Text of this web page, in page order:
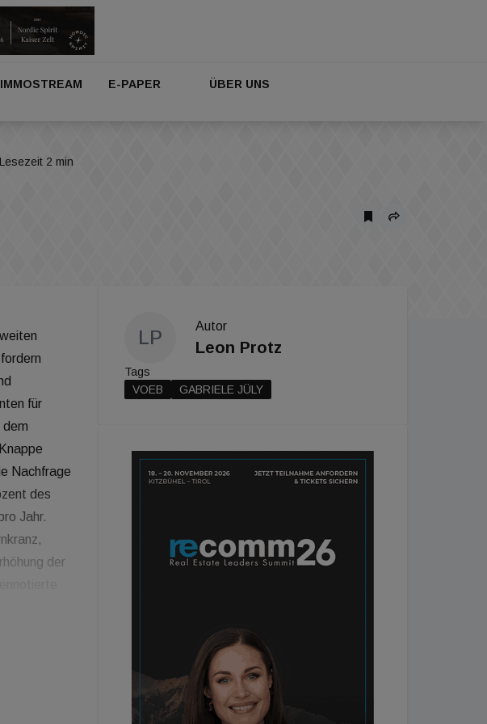
IMMOSTREAM E-PAPER ÜBER UNS
2 min
für
Nachfrage
des
Jahr.
der
LP
Autor
Leon Protz
Tags
VOEB
GABRIELE JÜLY